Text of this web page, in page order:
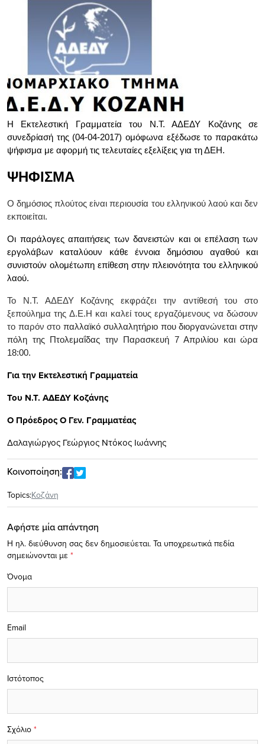
Η Εκτελεστική Γραμματεία του Ν.Τ. ΑΔΕΔΥ Κοζάνης σε
συνεδρίασή της (04-04-2017) ομόφωνα εξέδωσε το παρακάτω
ψήφισμα με αφορμή τις τελευταίες εξελίξεις για τη ΔΕΗ.
ΨΗΦΙΣΜΑ
Ο δημόσιος πλούτος είναι περιουσία του ελληνικού λαού και δεν
εκποιείται.
Οι παράλογες απαιτήσεις των δανειστών και οι επέλαση των
εργολάβων καταλύουν κάθε έννοια δημόσιου αγαθού και
συνιστούν ολομέτωπη επίθεση στην πλειονότητα του ελληνικού
λαού.
Το Ν.Τ. ΑΔΕΔΥ Κοζάνης εκφράζει την αντίθεσή του στο
ξεπούλημα της Δ.Ε.Η και καλεί τους εργαζόμενους να δώσουν
το παρόν στοπαλλαϊκό συλλαλητήριο που διοργανώνεται στην
πόλη της Πτολεμαΐδας την Παρασκευή 7 Απριλίου και ώρα
18:00.
Για την Εκτελεστική Γραμματεία
Του Ν.Τ. ΑΔΕΔΥ Κοζάνης
Ο Πρόεδρος Ο Γεν. Γραμματέας
Δαλαγιώργος Γεώργιος Ντόκος Ιωάννης
Κοινοποίηση:
Topics:Κοζάνη
Αφήστε μία απάντηση
Η ηλ. διεύθυνση σας δεν δημοσιεύεται. Τα υποχρεωτικά πεδία
σημειώνονται με *
Σχόλιο *
Όνομα
Email
Ιστότοπος